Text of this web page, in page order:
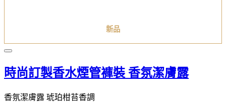
新品
時尚訂製香水煙管褲裝 香氛潔膚露
香氛潔膚露 琥珀柑苔香調